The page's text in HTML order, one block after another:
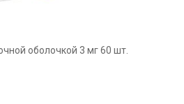
оболочкой 3 мг 60 шт.